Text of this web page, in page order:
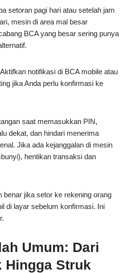
setoran pagi hari atau setelah jam
mesin di area mal besar
BCA yang besar sering punya
notifikasi di BCA mobile atau
jika Anda perlu konfirmasi ke
saat memasukkan PIN,
dekat, dan hindari menerima
Jika ada kejanggalan di mesin
hentikan transaksi dan
benar jika setor ke rekening orang
di layar sebelum konfirmasi. Ini
Umum: Dari
Hingga Struk